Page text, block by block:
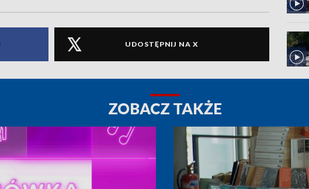
UDOSTĘPNIJ NA X
ZOBACZ TAKŻE